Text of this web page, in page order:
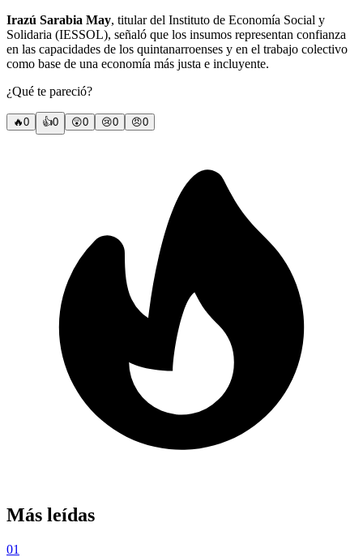
Irazú Sarabia May, titular del Instituto de Economía Social y
Solidaria (IESSOL), señaló que los insumos representan confianza
en las capacidades de los quintanarroenses y en el trabajo colectivo
como base de una economía más justa e incluyente.
¿Qué te pareció?
🔥0 👍0 😲0 😢0 😠0
Más leídas
01